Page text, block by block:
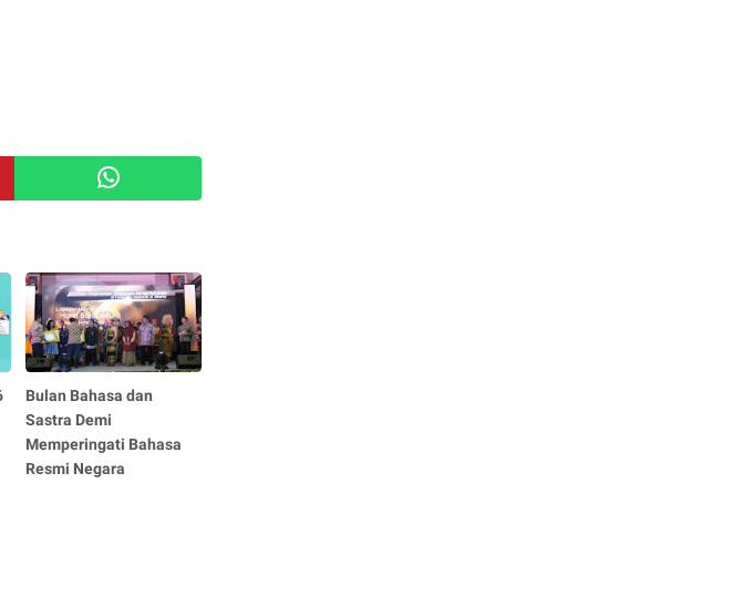
Bulan Bahasa dan
Sastra Demi
Memperingati Bahasa
Resmi Negara